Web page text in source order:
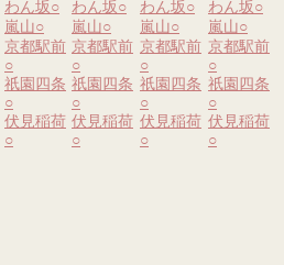
わん坂○
嵐山○
京都駅前
○
祇園四条
○
伏見稲荷
○
わん坂○
嵐山○
京都駅前
○
祇園四条
○
伏見稲荷
○
わん坂○
嵐山○
京都駅前
○
祇園四条
○
伏見稲荷
○
わん坂○
嵐山○
京都駅前
○
祇園四条
○
伏見稲荷
○